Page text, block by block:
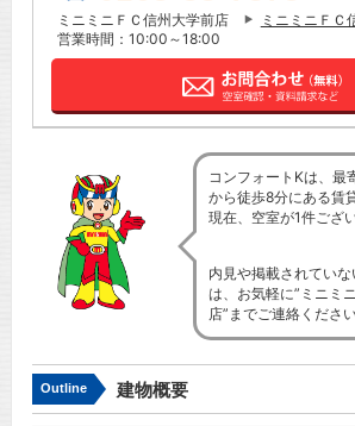
ミニミニＦＣ信州大学前店
ミニミニＦＣ
営業時間：10:00～18:00
コンフォートKは、最
から徒歩8分にある賃
現在、空室が1件ござ
内見や掲載されてい
は、お気軽に”ミニミ
店”までご連絡ください
Outline 建物概要